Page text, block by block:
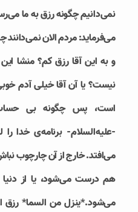
نمی‌دانیم چگونه رزق به ما
می‌فرماید: مردم الان نمی‌دانند
و به این آقا رزق کم؟ منشا
نیست؟ یا آن آقا خیلی آدم
است، پس چگونه بی
-علیه‌السلام- برنامه‌ی خدا
می‌افتد. خارج از آن چارچوب
هم درست می‌شود، یا از
می‌شود.*ینزل من السما* رزق